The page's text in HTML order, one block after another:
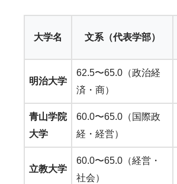
大学名 文系（代表学部）
明治大学
62.5〜65.0（政治経
済・商）
青山学院
大学
60.0〜65.0（国際政
経・経営）
立教大学
60.0〜65.0（経営・
社会）